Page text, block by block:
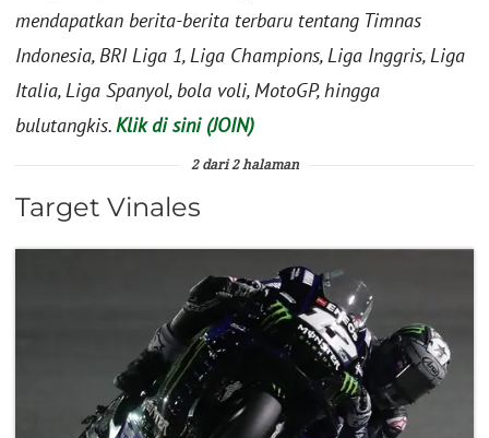
mendapatkan berita-berita terbaru tentang Timnas
Indonesia, BRI Liga 1, Liga Champions, Liga Inggris, Liga
Italia, Liga Spanyol, bola voli, MotoGP, hingga
bulutangkis.Klik di sini (JOIN)
2 dari 2 halaman
Target Vinales